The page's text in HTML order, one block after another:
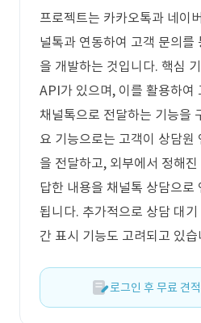
프로젝트는 카카오톡과 네이
널톡과 연동하여 고객 문의를
을 개발하는 것입니다. 핵심
API가 있으며, 이를 활용하여
채널톡으로 전달하는 기능을
요 기능으로는 고객이 상담원
을 전달하고, 외부에서 정해
답한 내용을 채널톡 상담으로
됩니다. 추가적으로 상담 대기
간 표시 기능도 고려되고 있습
로그인 후 무료 견